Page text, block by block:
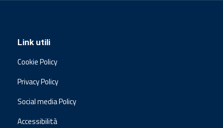
Link utili
Cookie Policy
Privacy Policy
Social media Policy
Accessibilità